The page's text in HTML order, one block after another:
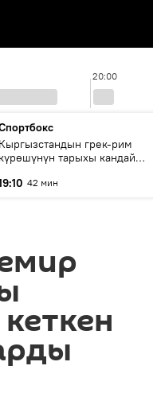
20:00
Кыргызстандын грек-рим
күрөшүнүн тарыхы кандай
42 мин